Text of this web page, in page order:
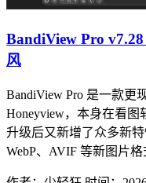
BandiView Pro
风
BandiView Pro 是一款更
Honeyview，本身在看
升级后又新增了众多新
WebP、AVIF 等新图片